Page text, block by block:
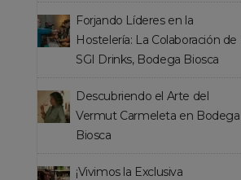
Forjando Líderes en la
Hostelería: La Colaboración de
SGI Drinks, Bodega Biosca
Descubriendo el Arte del
Vermut Carmeleta en Bodega
Biosca
¡Vivimos la Exclusiva